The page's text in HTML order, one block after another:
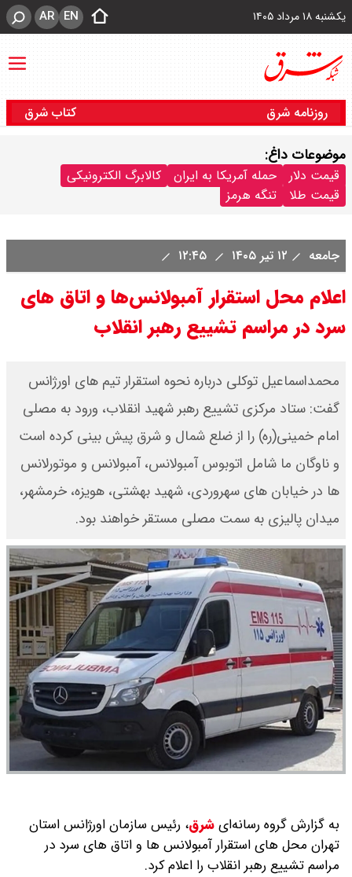
یکشنبه ۱۸ مرداد ۱۴۰۵ EN
AR
روزنامه شرق کتاب شرق
موضوعات داغ:
قیمت دلار حمله آمریکا به ایران
کالابرگ الکترونیکی
قیمت طلا
تنگه هرمز
جامعه ۱۲ تیر ۱۴۰۵
اعلام محل استقرار آمبولانس‌ها و اتاق های
سرد در مراسم تشییع رهبر انقلاب
محمداسماعیل توکلی درباره نحوه استقرار تیم های اورژانس
گفت: ستاد مرکزی تشییع رهبر شهید انقلاب، ورود به مصلی
امام خمینی(ره) را از ضلع شمال و شرق پیش بینی کرده است
و ناوگان ما شامل اتوبوس آمبولانس، آمبولانس و موتورلانس
ها در خیابان های سهروردی، شهید بهشتی، هویزه، خرمشهر،
میدان پالیزی به سمت مصلی مستقر خواهند بود.
به گزارش گروه رسانه‌ایشرق، رئیس سازمان اورژانس استان
تهران محل های استقرار آمبولانس ها و اتاق های سرد در
مراسم تشییع رهبر انقلاب را اعلام کرد.